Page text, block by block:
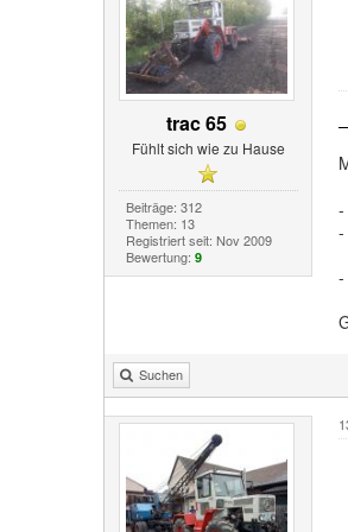
trac 65
Fühlt sich wie zu Hause
Beiträge: 312
Themen: 13
Registriert seit: Nov 2009
Bewertung: 9
-
-
-
Suchen